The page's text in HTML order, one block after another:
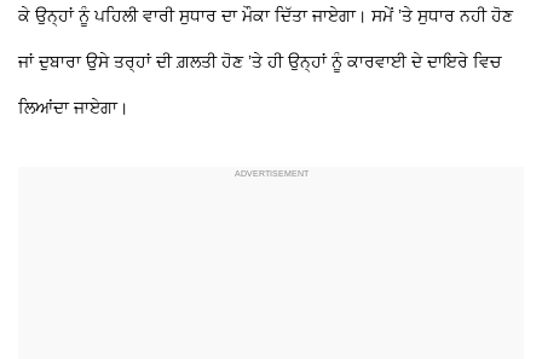
ਕੇ ਉਨ੍ਹਾਂ ਨੂੰ ਪਹਿਲੀ ਵਾਰੀ ਸੁਧਾਰ ਦਾ ਮੌਕਾ ਦਿੱਤਾ ਜਾਏਗਾ। ਸਮੇਂ ’ਤੇ ਸੁਧਾਰ ਨਹੀ ਹੋਣ
ਜਾਂ ਦੁਬਾਰਾ ਉਸੇ ਤਰ੍ਹਾਂ ਦੀ ਗ਼ਲਤੀ ਹੋਣ ’ਤੇ ਹੀ ਉਨ੍ਹਾਂ ਨੂੰ ਕਾਰਵਾਈ ਦੇ ਦਾਇਰੇ ਵਿਚ
ਲਿਆਂਦਾ ਜਾਏਗਾ।